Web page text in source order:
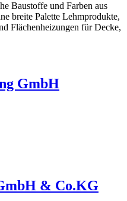
Baustoffe und Farben aus
breite Palette Lehmprodukte,
Flächenheizungen für Decke,
GmbH
& Co.KG